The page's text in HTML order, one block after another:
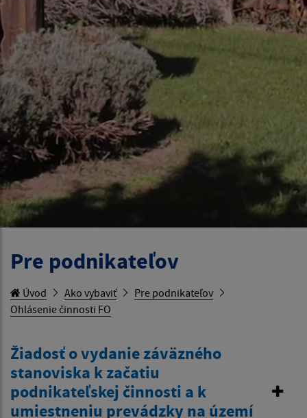
Pre podnikateľov
Úvod Ako vybaviť
Pre podnikateľov
Ohlásenie činnosti FO
Žiadosť o vydanie záväzného
stanoviska k začatiu
podnikateľskej činnosti a k
umiestneniu prevádzky na území